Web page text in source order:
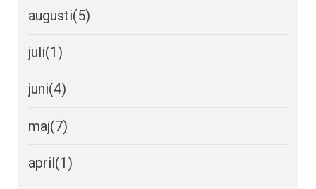
augusti(5)
juli(1)
juni(4)
maj(7)
april(1)